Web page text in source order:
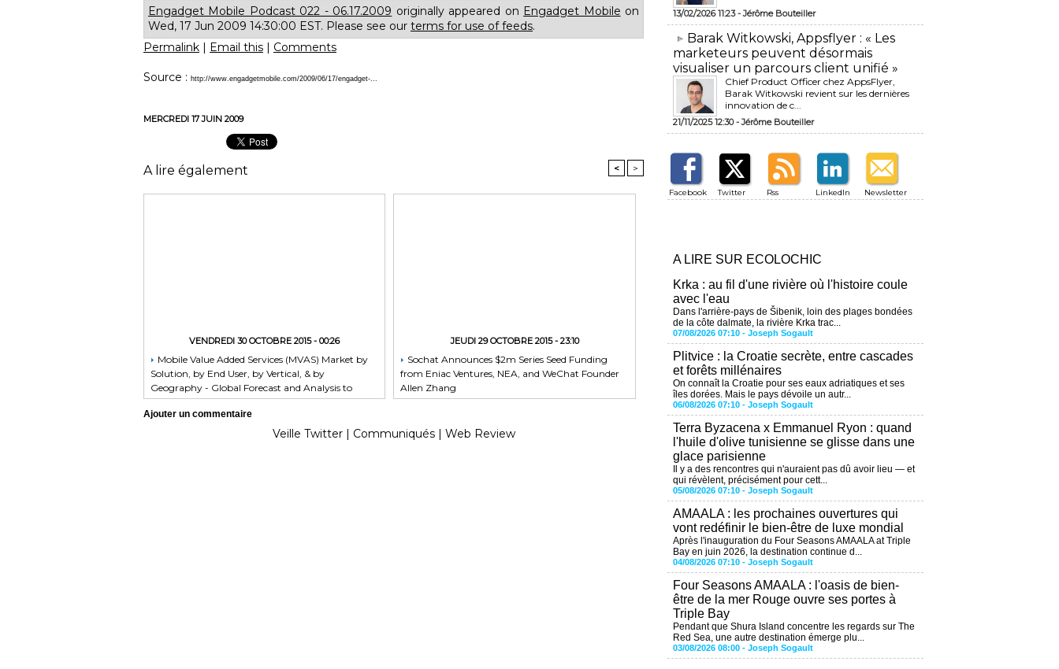
Engadget Mobile Podcast 022 - 06.17.2009 originally appeared on Engadget Mobile on
Wed, 17 Jun 2009 14:30:00 EST. Please see our terms for use of feeds.
Permalink | Email this | Comments
Source : http://www.engadgetmobile.com/2009/06/17/engadget-...
MERCREDI 17 JUIN 2009
A lire également < >
VENDREDI 30 OCTOBRE 2015 - 00:26
Mobile Value Added Services (MVAS) Market by
Solution, by End User, by Vertical, & by
Geography - Global Forecast and Analysis to
2020 - Reportlinker Review
JEUDI 29 OCTOBRE 2015 - 23:10
Sochat Announces $2m Series Seed Funding
from Eniac Ventures, NEA, and WeChat Founder
Allen Zhang
Ajouter un commentaire
Veille Twitter | Communiqués | Web Review
13/02/2026 11:23 -Jérôme Bouteiller
​Barak Witkowski, Appsflyer : « Les
marketeurs peuvent désormais
visualiser un parcours client unifié »
Chief Product Officer chez AppsFlyer, ​
Barak Witkowski revient sur les dernières
innovation de c...
21/11/2025 12:30 -Jérôme Bouteiller
Facebook Twitter Rss LinkedIn Newsletter
A LIRE SUR ECOLOCHIC
Krka : au fil d'une rivière où l'histoire coule
avec l'eau
Dans l'arrière-pays de Šibenik, loin des plages bondées
de la côte dalmate, la rivière Krka trac...
07/08/2026 07:10 - Joseph Sogault
Plitvice : la Croatie secrète, entre cascades
et forêts millénaires
On connaît la Croatie pour ses eaux adriatiques et ses
îles dorées. Mais le pays dévoile un autr...
06/08/2026 07:10 - Joseph Sogault
Terra Byzacena x Emmanuel Ryon : quand
l'huile d'olive tunisienne se glisse dans une
glace parisienne
Il y a des rencontres qui n'auraient pas dû avoir lieu — et
qui révèlent, précisément pour cett...
05/08/2026 07:10 - Joseph Sogault
AMAALA : les prochaines ouvertures qui
vont redéfinir le bien-être de luxe mondial
Après l'inauguration du Four Seasons AMAALA at Triple
Bay en juin 2026, la destination continue d...
04/08/2026 07:10 - Joseph Sogault
Four Seasons AMAALA : l'oasis de bien-
être de la mer Rouge ouvre ses portes à
Triple Bay
Pendant que Shura Island concentre les regards sur The
Red Sea, une autre destination émerge plu...
03/08/2026 08:00 - Joseph Sogault